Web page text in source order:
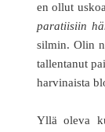
en ollut
paratiisiin
silmin. Olin
tallentanut
harvinaista
Yllä oleva